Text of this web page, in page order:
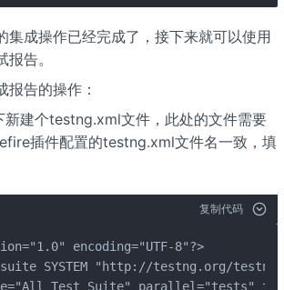
集成操作已经完成了，接下来就可以使用
告。
告的操作：
新建个testng.xml文件，此处的文件需要
插件配置的testng.xml文件名一致，填
复制代码
encoding="UTF-8"?>
suite SYSTEM "http://testng.org/
Test Suite" parallel="tests"